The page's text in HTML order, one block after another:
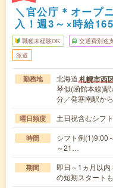
＼官公庁＊オープ
入！週3～×時給
職種未経験OK 交通費別途
派遣
勤務地 北海道札幌市西
琴似(函館本線)
分／発寒南駅か
曜日頻度 土日祝含むシフ
時間
シフト例(1)9:00
～21…
期間
即日～1ヵ月以
の短期スタート